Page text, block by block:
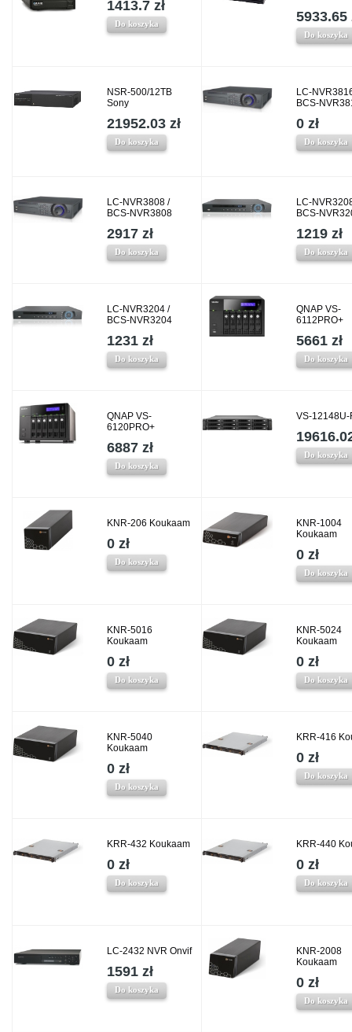
1413.7 zł
Do koszyka 5933.65
Do koszyka
NSR-500/12TB
Sony
21952.03 zł
Do koszyka
LC-
BCS-
0 zł
Do koszyka
LC-NVR3808 /
BCS-NVR3808
2917 zł
Do koszyka
LC-
BCS-
1219 zł
Do koszyka
LC-NVR3204 /
BCS-NVR3204
1231 zł
Do koszyka
QNAP VS-
6112PRO+
5661 zł
Do koszyka
QNAP VS-
6120PRO+
6887 zł
Do koszyka
VS-12148U-
Do koszyka
KNR-206 Koukaam
0 zł
Do koszyka
KNR-1004
Koukaam
0 zł
Do koszyka
KNR-5016
Koukaam
0 zł
Do koszyka
KNR-5024
Koukaam
0 zł
Do koszyka
KNR-5040
Koukaam
0 zł
Do koszyka
KRR-416
0 zł
Do koszyka
KRR-432 Koukaam
0 zł
Do koszyka
KRR-440
0 zł
Do koszyka
LC-2432 NVR Onvif
1591 zł
Do koszyka
KNR-2008
Koukaam
0 zł
Do koszyka